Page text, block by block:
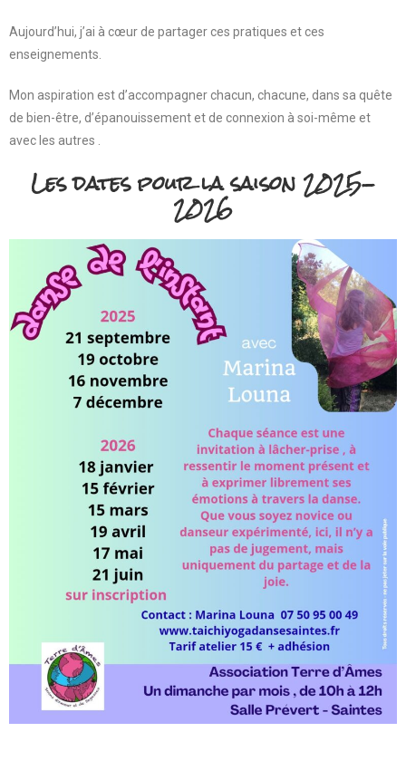
Aujourd’hui, j’ai à cœur de partager ces pratiques et ces
enseignements.
Mon aspiration est d’accompagner chacun, chacune, dans sa quête
de bien-être, d’épanouissement et de connexion à soi-même et
avec les autres .
Les dates pour la saison 2025-
2026